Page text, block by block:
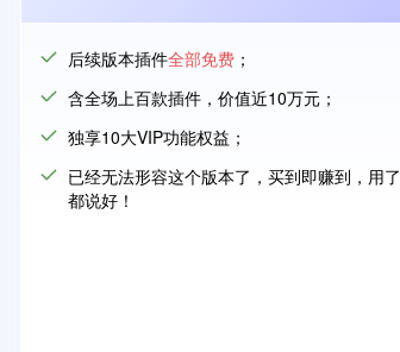
后续版本插件全部免费 ；
含全场上百款插件，价值近10万元；
独享10大VIP功能权益；
已经无法形容这个版本了，买到即赚到，用了
都说好！